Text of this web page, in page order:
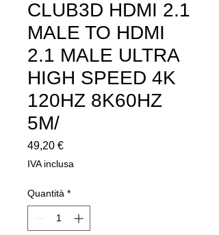
CLUB3D HDMI 2.1
MALE TO HDMI
2.1 MALE ULTRA
HIGH SPEED 4K
120HZ 8K60HZ
5M/
49,20 €Prezzo
IVA inclusa
Quantità *